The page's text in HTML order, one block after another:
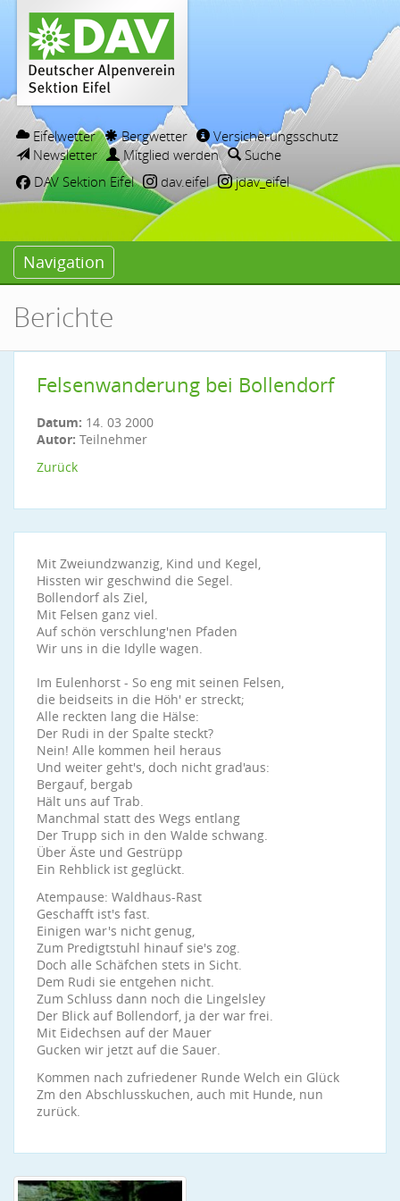
Eifelwetter Bergwetter
Versicherungsschutz
Newsletter
Mitglied werden
Suche
DAV Sektion Eifel
dav.eifel jdav_eifel
Navigation
Berichte
Felsenwanderung bei Bollendorf
Datum: 14. 03 2000
Autor: Teilnehmer
Zurück
Mit Zweiundzwanzig, Kind und Kegel,
Hissten wir geschwind die Segel.
Bollendorf als Ziel,
Mit Felsen ganz viel.
Auf schön verschlung'nen Pfaden
Wir uns in die Idylle wagen.
Im Eulenhorst - So eng mit seinen Felsen,
die beidseits in die Höh' er streckt;
Alle reckten lang die Hälse:
Der Rudi in der Spalte steckt?
Nein! Alle kommen heil heraus
Und weiter geht's, doch nicht grad'aus:
Bergauf, bergab
Hält uns auf Trab.
Manchmal statt des Wegs entlang
Der Trupp sich in den Walde schwang.
Über Äste und Gestrüpp
Ein Rehblick ist geglückt.
Atempause: Waldhaus-Rast
Geschafft ist's fast.
Einigen war's nicht genug,
Zum Predigtstuhl hinauf sie's zog.
Doch alle Schäfchen stets in Sicht.
Dem Rudi sie entgehen nicht.
Zum Schluss dann noch die Lingelsley
Der Blick auf Bollendorf, ja der war frei.
Mit Eidechsen auf der Mauer
Gucken wir jetzt auf die Sauer.
Kommen nach zufriedener Runde Welch ein Glück
Zm den Abschlusskuchen, auch mit Hunde, nun
zurück.